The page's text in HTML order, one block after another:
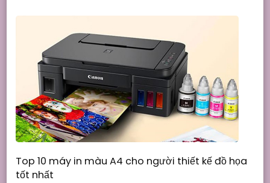
Top 10 máy in màu A4 cho người thiết kế đồ họa
tốt nhất